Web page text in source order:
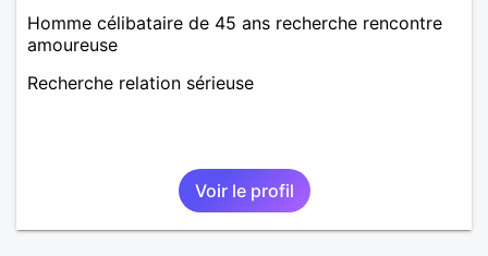
Homme célibataire de 45 ans recherche rencontre
amoureuse
Recherche relation sérieuse
Voir le profil